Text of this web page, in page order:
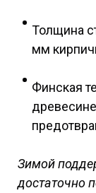
Толщина
мм
Финская
Зимой
достаточно